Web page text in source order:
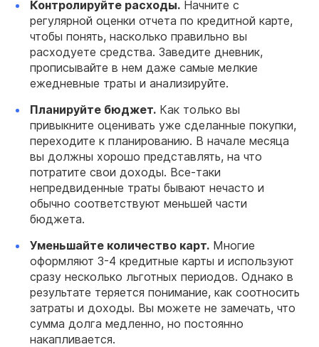
Контролируйте расходы. Начните с
регулярной оценки отчета по кредитной карте,
чтобы понять, насколько правильно вы
расходуете средства. Заведите дневник,
прописывайте в нем даже самые мелкие
ежедневные траты и анализируйте.
Планируйте бюджет. Как только вы
привыкните оценивать уже сделанные покупки,
переходите к планированию. В начале месяца
вы должны хорошо представлять, на что
потратите свои доходы. Все-таки
непредвиденные траты бывают нечасто и
обычно соответствуют меньшей части
бюджета.
Уменьшайте количество карт. Многие
оформляют 3-4 кредитные карты и используют
сразу несколько льготных периодов. Однако в
результате теряется понимание, как соотносить
затраты и доходы. Вы можете не замечать, что
сумма долга медленно, но постоянно
накапливается.